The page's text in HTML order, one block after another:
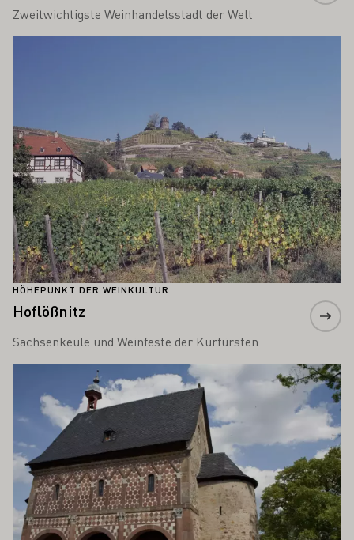
Zweitwichtigste Weinhandelsstadt der Welt
HÖHEPUNKT DER WEINKULTUR
Hoflößnitz
Sachsenkeule und Weinfeste der Kurfürsten